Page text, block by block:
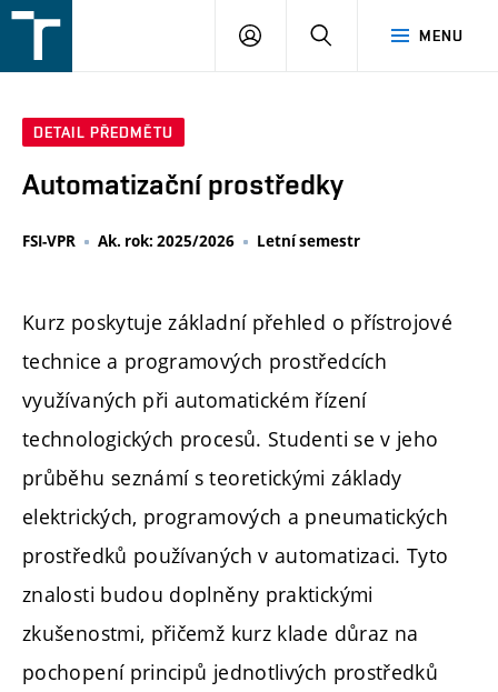
v
MENU
PŘIHLÁŠENÍ
DETAIL PŘEDMĚTU
Automatizační prostředky
FSI-VPR Ak. rok: 2025/2026 Letní semestr
Kurz poskytuje základní přehled o přístrojové
technice a programových prostředcích
využívaných při automatickém řízení
technologických procesů. Studenti se v jeho
průběhu seznámí s teoretickými základy
elektrických, programových a pneumatických
prostředků používaných v automatizaci. Tyto
znalosti budou doplněny praktickými
zkušenostmi, přičemž kurz klade důraz na
pochopení principů jednotlivých prostředků